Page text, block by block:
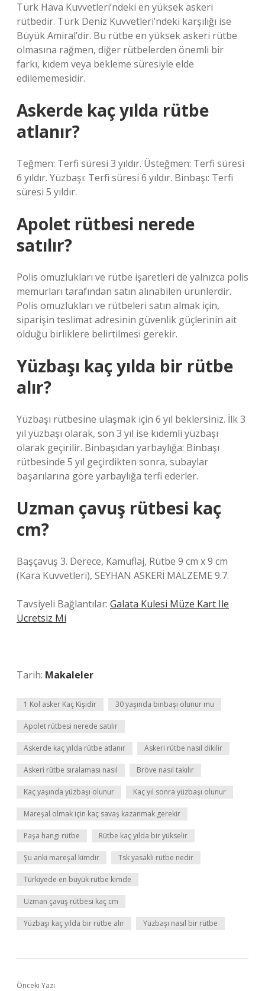
Türk Hava Kuvvetleri’ndeki en yüksek askeri
rütbedir. Türk Deniz Kuvvetleri’ndeki karşılığı ise
Büyük Amiral’dir. Bu rütbe en yüksek askeri rütbe
olmasına rağmen, diğer rütbelerden önemli bir
farkı, kıdem veya bekleme süresiyle elde
edilememesidir.
Askerde kaç yılda rütbe
atlanır?
Teğmen: Terfi süresi 3 yıldır. Üsteğmen: Terfi süresi
6 yıldır. Yüzbaşı: Terfi süresi 6 yıldır. Binbaşı: Terfi
süresi 5 yıldır.
Apolet rütbesi nerede
satılır?
Polis omuzlukları ve rütbe işaretleri de yalnızca polis
memurları tarafından satın alınabilen ürünlerdir.
Polis omuzlukları ve rütbeleri satın almak için,
siparişin teslimat adresinin güvenlik güçlerinin ait
olduğu birliklere belirtilmesi gerekir.
Yüzbaşı kaç yılda bir rütbe
alır?
Yüzbaşı rütbesine ulaşmak için 6 yıl beklersiniz. İlk 3
yıl yüzbaşı olarak, son 3 yıl ise kıdemli yüzbaşı
olarak geçirilir. Binbaşıdan yarbaylığa: Binbaşı
rütbesinde 5 yıl geçirdikten sonra, subaylar
başarılarına göre yarbaylığa terfi ederler.
Uzman çavuş rütbesi kaç
cm?
Başçavuş 3. Derece, Kamuflaj, Rütbe 9 cm x 9 cm
(Kara Kuvvetleri), SEYHAN ASKERİ MALZEME 9.7.
Tavsiyeli Bağlantılar: Galata Kulesi Müze Kart Ile
Ücretsiz Mi
Tarih: Makaleler
1 Kol asker Kaç Kişidir 30 yaşında binbaşı olunur mu
Apolet rütbesi nerede satılır
Askerde kaç yılda rütbe atlanır Askeri rütbe nasıl dikilir
Askeri rütbe sıralaması nasıl Bröve nasıl takılır
Kaç yaşında yüzbaşı olunur Kaç yıl sonra yüzbaşı olunur
Mareşal olmak için kaç savaş kazanmak gerekir
Paşa hangi rütbe Rütbe kaç yılda bir yükselir
Şu anki mareşal kimdir Tsk yasaklı rütbe nedir
Türkiyede en büyük rütbe kimde
Uzman çavuş rütbesi kaç cm
Yüzbaşı kaç yılda bir rütbe alır Yüzbaşı nasıl bir rütbe
Önceki Yazı